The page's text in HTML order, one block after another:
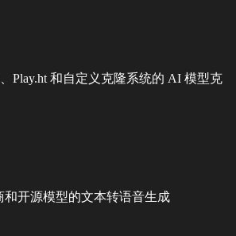
Play.ht 和自定义克隆系统的 AI 模型克
和开源模型的文本转语音生成